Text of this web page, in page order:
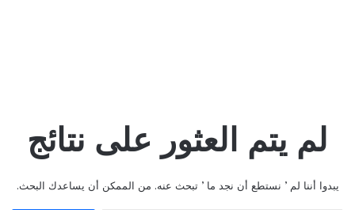
لم يتم العثور على نتائج
يبدوا أننا لم ’ نستطع أن نجد ما ’ تبحث عنه. من الممكن أن يساعدك البحث.